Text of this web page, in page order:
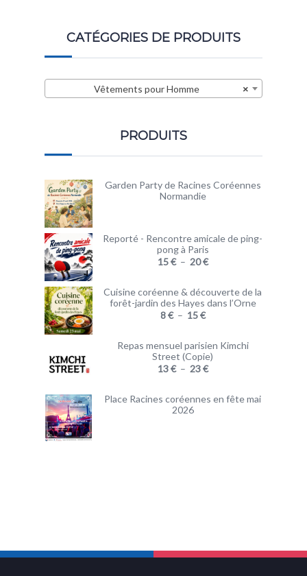
CATÉGORIES DE PRODUITS
×
Vêtements pour Homme
PRODUITS
Garden Party de Racines Coréennes
Normandie
Reporté - Rencontre amicale de ping-
pong à Paris
15€ – 20€
Cuisine coréenne & découverte de la
forêt-jardin des Hayes dans l’Orne
8€ – 15€
Repas mensuel parisien Kimchi
Street (Copie)
13€ – 23€
Place Racines coréennes en fête mai
2026